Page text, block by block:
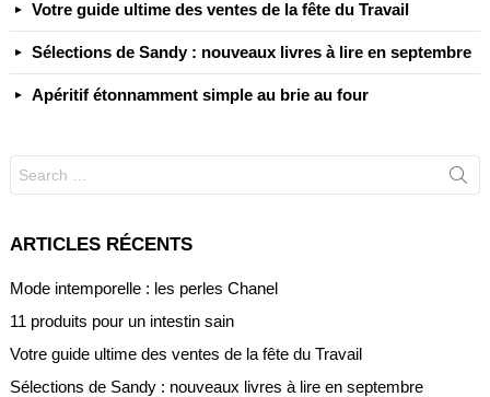
Votre guide ultime des ventes de la fête du Travail
Sélections de Sandy : nouveaux livres à lire en septembre
Apéritif étonnamment simple au brie au four
for:
ARTICLES RÉCENTS
Mode intemporelle : les perles Chanel
11 produits pour un intestin sain
Votre guide ultime des ventes de la fête du Travail
Sélections de Sandy : nouveaux livres à lire en septembre